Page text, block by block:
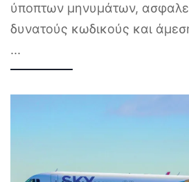
ύποπτων μηνυμάτων,
δυνατούς κωδικούς και
...